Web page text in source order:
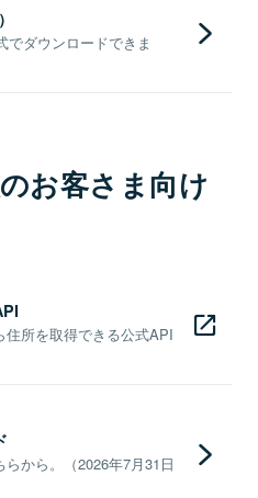
でダウンロードできま
お客さま向け
所を取得できる公式API
から。（2026年7月31日